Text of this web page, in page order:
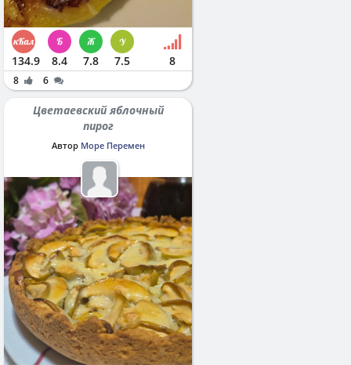
134.9 8.4 7.8 7.5 8
8 6
Цветаевский яблочный
пирог
Автор Море Перемен